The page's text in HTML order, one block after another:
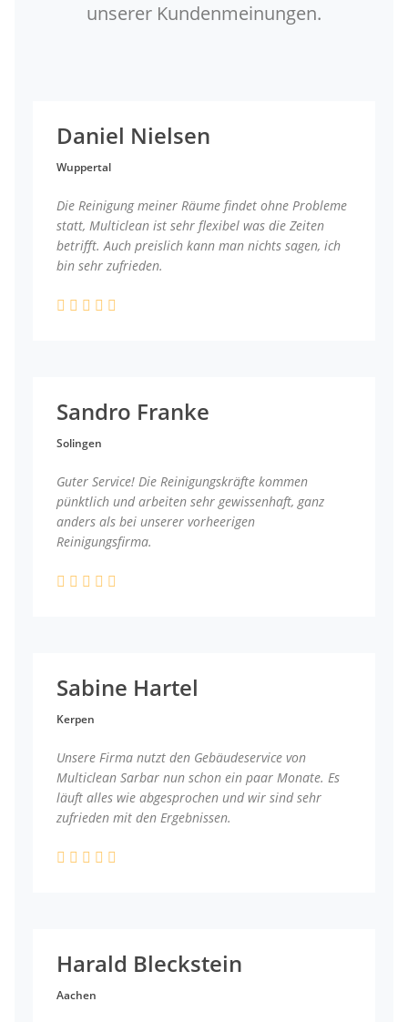
unserer Kundenmeinungen.
Daniel Nielsen
Wuppertal
Die Reinigung meiner Räume findet ohne Probleme
statt, Multiclean ist sehr flexibel was die Zeiten
betrifft. Auch preislich kann man nichts sagen, ich
bin sehr zufrieden.
Sandro Franke
Solingen
Guter Service! Die Reinigungskräfte kommen
pünktlich und arbeiten sehr gewissenhaft, ganz
anders als bei unserer vorheerigen
Reinigungsfirma.
Sabine Hartel
Kerpen
Unsere Firma nutzt den Gebäudeservice von
Multiclean Sarbar nun schon ein paar Monate. Es
läuft alles wie abgesprochen und wir sind sehr
zufrieden mit den Ergebnissen.
Harald Bleckstein
Aachen